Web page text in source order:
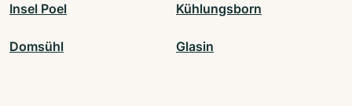
Insel Poel Kühlungsborn
Domsühl Glasin